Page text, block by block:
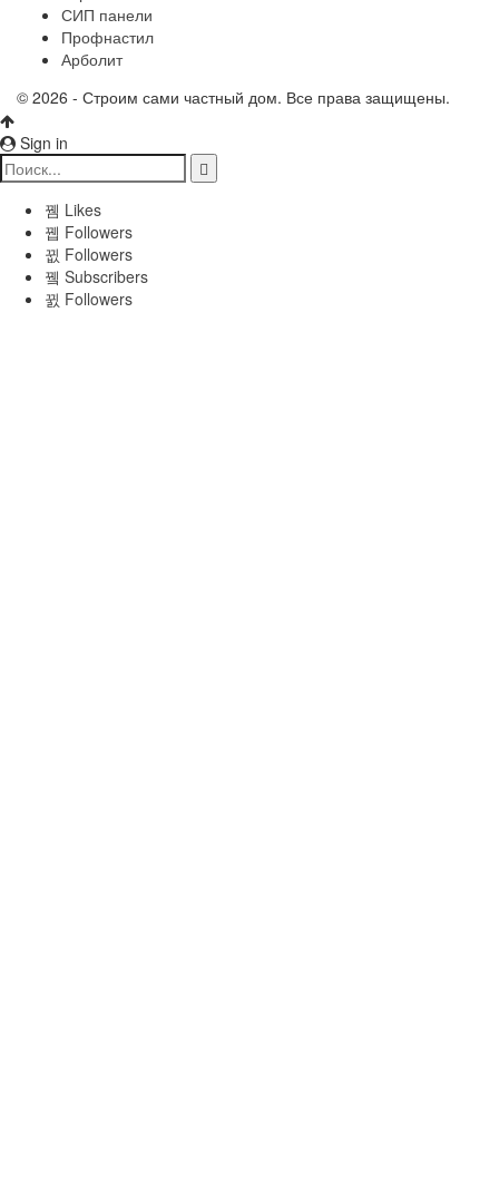
СИП панели
Профнастил
Арболит
© 2026 - Строим сами частный дом. Все права защищены.
Sign in
Likes
Followers
Followers
Subscribers
Followers